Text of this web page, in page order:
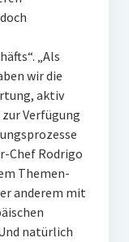
„Als
wir die
aktiv
Verfügung
Chef Rodrigo
Themen-
anderem mit
natürlich